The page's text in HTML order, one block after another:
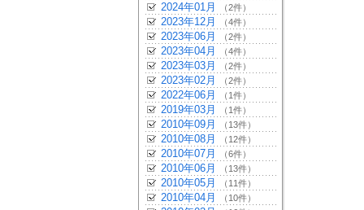
2024年01月 （2件）
2023年12月 （4件）
2023年06月 （2件）
2023年04月 （4件）
2023年03月 （2件）
2023年02月 （2件）
2022年06月 （1件）
2019年03月 （1件）
2010年09月 （13件）
2010年08月 （12件）
2010年07月 （6件）
2010年06月 （13件）
2010年05月 （11件）
2010年04月 （10件）